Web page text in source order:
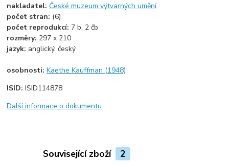
nakladatel: České muzeum výtvarných umění
počet stran: (6)
počet reprodukcí: 7 b, 2 čb
rozměry: 297 x 210
jazyk: anglický, český
osobnosti:Kaethe Kauffman (1948)
ISID:ISID114878
Další informace o dokumentu
Související zboží 2